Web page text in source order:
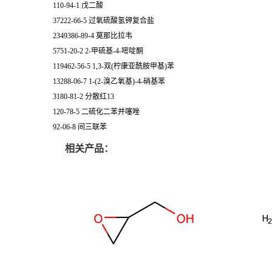
110-94-1 戊二酸
37222-66-5 过氧硫酸氢钾复合盐
2349386-89-4 莫那比拉韦
5751-20-2 2-甲硫基-4-嘧啶酮
119462-56-5 1,3-双(柠康亚酰胺甲基)苯
13288-06-7 1-(2-溴乙氧基)-4-硝基苯
3180-81-2 分散红13
120-78-5 二硫化二苯并噻唑
92-06-8 间三联苯
相关产品：